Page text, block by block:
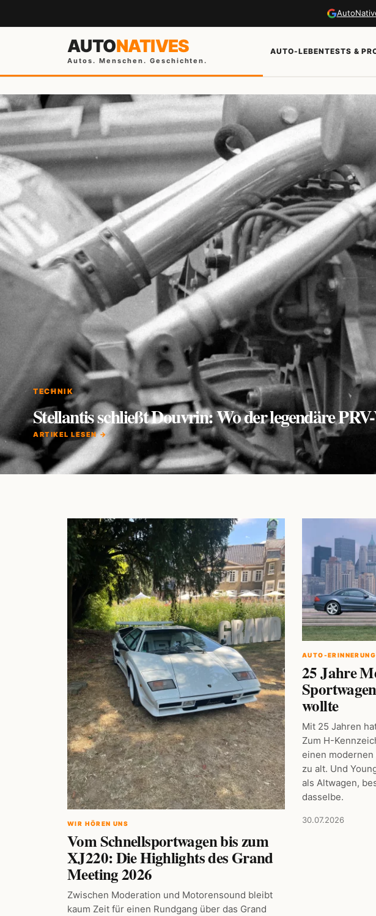
AUTONATIVES
Autos. Menschen. Geschichten.
AUTO-LEBENTESTS &
TECHNIK
Stellantis schließt Douvrin: Wo der legendäre
ARTIKEL LESEN →
WIR HÖREN UNS
Vom Schnellsportwagen bis zum
XJ220: Die Highlights des Grand
Meeting 2026
Zwischen Moderation und Motorensound bleibt
kaum Zeit für einen Rundgang über das Grand
AUTO-
25 Jahre
wollte
Mit 25 Jahren
Zum H-
einen modernen
zu alt. Und
als Altwagen,
dasselbe.
30.07.2026